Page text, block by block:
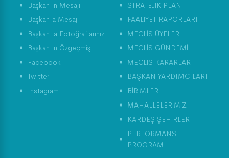
Başkan'ın Mesajı
Başkan'a Mesaj
Başkan'la Fotoğraflarınız
Başkan'ın Özgeçmişi
Facebook
Twitter
Instagram
STRATEJİK PLAN
FAALİYET RAPORLARI
MECLİS ÜYELERİ
MECLİS GÜNDEMİ
MECLİS KARARLARI
BAŞKAN YARDIMCILARI
BİRİMLER
MAHALLELERİMİZ
KARDEŞ ŞEHİRLER
PERFORMANS
PROGRAMI